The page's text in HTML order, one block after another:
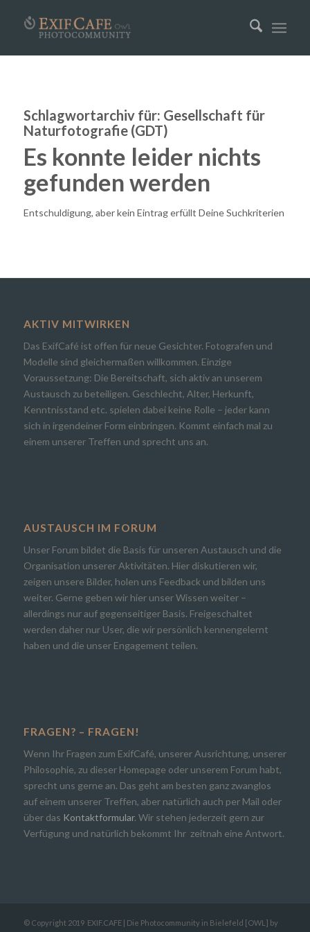
Schlagwortarchiv für: Gesellschaft für
Naturfotografie (GDT)
Es konnte leider nichts
gefunden werden
Entschuldigung, aber kein Eintrag erfüllt Deine Suchkriterien
AKTIV MITWIRKEN
Das ExifCafé ist offen für neue Gesichter. Fotografen und
Modelle sind gleichermaßen willkommen. Einzige
Voraussetzung: Die Bereitschaft, sich aktiv an unserem
Austausch zu beteiligen. Geschlecht, Alter, Herkunft,
Kenntnisstand etc. spielen dabei keine Rolle – jeder kann
sich in irgendeiner Form einbringen. Kommt einfach mal zu
einem unserer Treffen und sprecht uns an.
AUSTAUSCH IM FORUM
Unser Forum bildet die Basis für unseren Austausch und die
Organisation unserer Aktivitäten. Hier diskutieren wir,
zeigen unsere Bilder, holen uns Feedback und bilden uns
weiter. Gerne geben wir hier unser Wissen weiter –
allerdings nur auf gegenseitiger Basis. Freigeschaltet
werden daher nur User, die wir persönlich kennengelernt
haben und die unser Engagement teilen.
FRAGEN? – FRAGEN!
Wenn Ihr Fragen zum ExifCafé, unserer Ausrichtung, unserer
Philosophie, zu dieser Homepage oder unserem Forum habt,
sprecht uns gerne an. Das geht am besten ganz zwanglos
auf einem unserer Treffen, aber natürlich auch per Mail oder
über das Kontaktformular. Wir stehen jederzeit gern zur
Verfügung und natürlich bekommt Ihr zeitnah eine Antwort.
© Copyright 2019 EXIF.CAFE | Die Photocommunity in Bielefeld [OWL] by